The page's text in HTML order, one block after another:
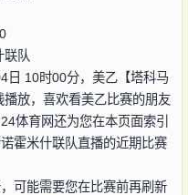
联队
日 10时00分，美乙【塔科马
放，喜欢看美乙比赛的朋友
体育网还为您在本页面索引
霍米什联队直播的近期比赛
可能需要您在比赛前再刷新